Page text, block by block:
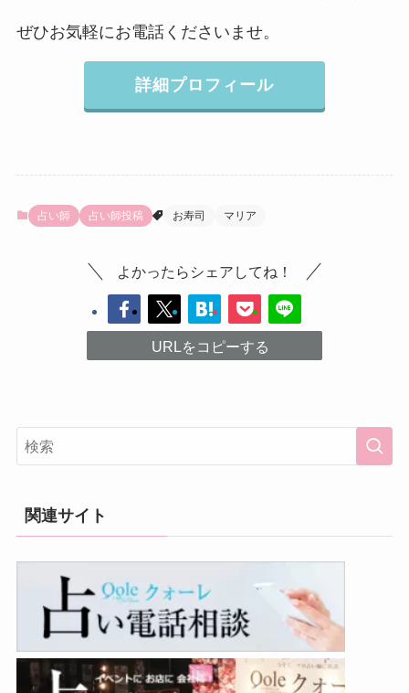
ぜひお気軽にお電話くださいませ。
詳細プロフィール
占い師 占い師投稿 お寿司 マリア
よかったらシェアしてね！
URLをコピーする
関連サイト